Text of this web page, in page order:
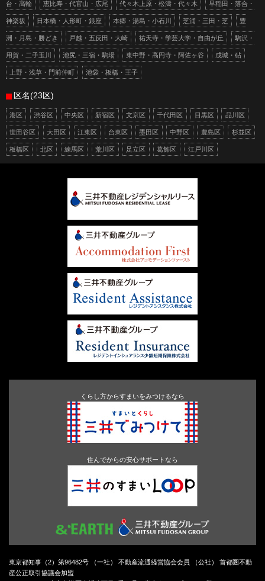
台・高輪 恵比寿・代官山・広尾 代々木上原・松濤・代々木 早稲田・落合・
神楽坂 日本橋・人形町・銀座 本郷・湯島・小石川 芝浦・三田・芝 豊
洲・月島・勝どき 戸越・五反田・大崎 祐天寺・学芸大学・自由が丘 駒沢・
用賀・二子玉川 池尻・三宿・駒場 東中野・高円寺・阿佐ヶ谷 成城・砧
上野・浅草・門前仲町 池袋・板橋・王子
区名(23区)
港区 渋谷区 中央区 新宿区 文京区 千代田区 目黒区 品川区
世田谷区 大田区 江東区 台東区 墨田区 中野区 豊島区 杉並区
板橋区 北区 練馬区 荒川区 足立区 葛飾区 江戸川区
くらし方からすまいをみつけるなら
住んでからの安心サポートなら
東京都知事（2）第96482号 （一社） 不動産流通経営協会会員 （公社） 首都圏不動
産公正取引協議会加盟